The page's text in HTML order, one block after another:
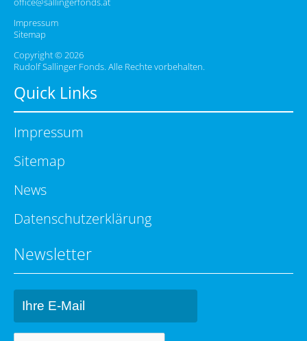
Impressum
Sitemap
Copyright © 2026
Rudolf Sallinger Fonds. Alle Rechte vorbehalten.
Quick Links
Impressum
Sitemap
News
Datenschutzerklärung
Newsletter